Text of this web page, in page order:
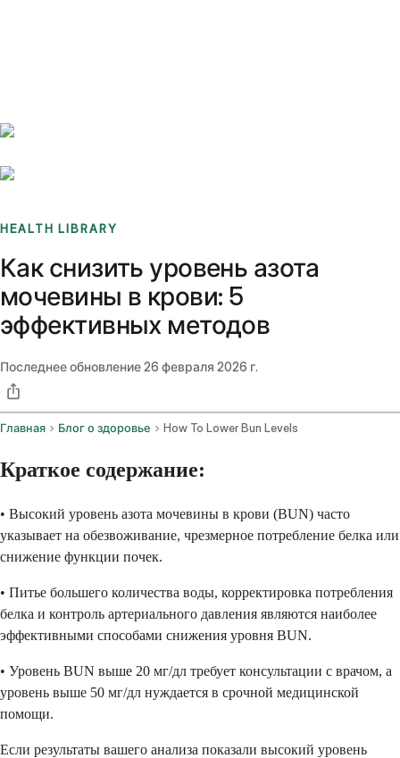
HEALTH LIBRARY
Как снизить уровень азота
мочевины в крови: 5
эффективных методов
Последнее обновление26 февраля 2026 г.
Главная Блог о здоровье How To Lower Bun Levels
Краткое содержание:
• Высокий уровень азота мочевины в крови (BUN) часто
указывает на обезвоживание, чрезмерное потребление белка или
снижение функции почек.
• Питье большего количества воды, корректировка потребления
белка и контроль артериального давления являются наиболее
эффективными способами снижения уровня BUN.
• Уровень BUN выше 20 мг/дл требует консультации с врачом, а
уровень выше 50 мг/дл нуждается в срочной медицинской
помощи.
Если результаты вашего анализа показали высокий уровень